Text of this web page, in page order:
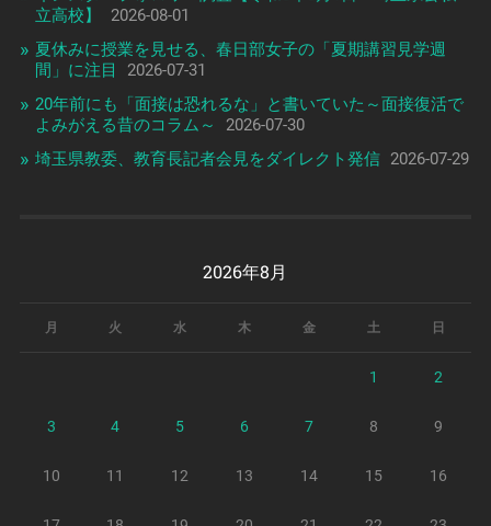
立高校】
2026-08-01
夏休みに授業を見せる、春日部女子の「夏期講習見学週
間」に注目
2026-07-31
20年前にも「面接は恐れるな」と書いていた～面接復活で
よみがえる昔のコラム～
2026-07-30
埼玉県教委、教育長記者会見をダイレクト発信 2026-07-29
2026年8月
月 火 水 木 金 土 日
1 2
3 4 5 6 7 8 9
10 11 12 13 14 15 16